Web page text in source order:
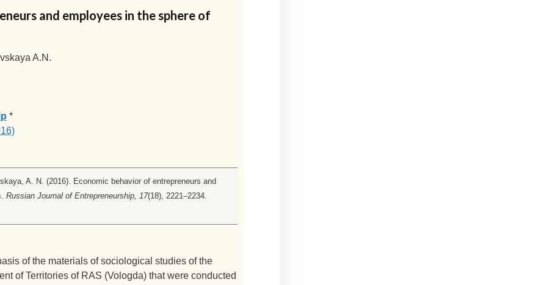
and employees in the sphere of
A.N.
*
A. N. (2016). Economic behavior of entrepreneurs and
Russian Journal of Entrepreneurship, 17(18), 2221–2234.
of the materials of sociological studies of the
of Territories of RAS (Vologda) that were conducted